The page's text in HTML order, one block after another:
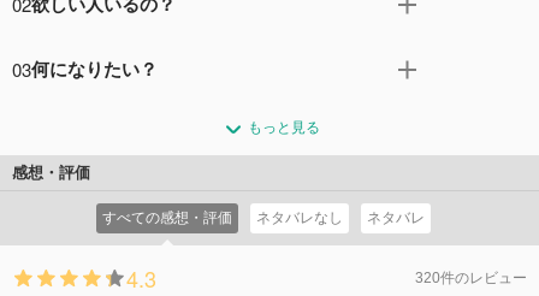
がら歩いていたビー。そんなビーが差していた傘の上に、
コメント4件 拍手0回
を知ったビーとパピーキャットは、まず最初に、スノード
03何になりたい？
わしたデッカードと遊ぶことにしたビー。さらにそのま
ま、仕事まで一緒にこなすことに。
もっと見る
感想・評価
すべての感想・評価 ネタバレなし ネタバレ
4.3 320件のレビュー